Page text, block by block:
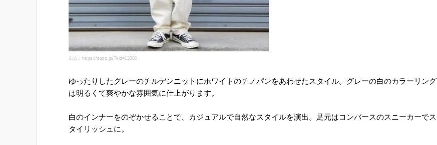
出典：https://zozo.jp/?kid=13080
ゆったりしたグレーのチルデンニットにホワイトのチノパンをあわせたスタイル。グレーの白のカラーリング
は明るくて爽やかな雰囲気に仕上がります。
白のインナーをのぞかせることで、カジュアルで自然なスタイルを演出。足元はコンバースのスニーカーでス
タイリッシュに。